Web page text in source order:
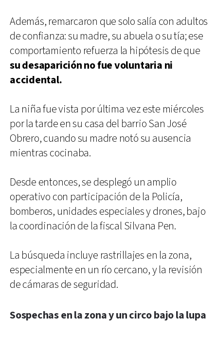
Además, remarcaron que solo salía con adultos
de confianza: su madre, su abuela o su tía; ese
comportamiento refuerza la hipótesis de que
su desaparición no fue voluntaria ni
accidental.
La niña fue vista por última vez este miércoles
por la tarde en su casa del barrio San José
Obrero, cuando su madre notó su ausencia
mientras cocinaba.
Desde entonces, se desplegó un amplio
operativo con participación de la Policía,
bomberos, unidades especiales y drones, bajo
la coordinación de la fiscal Silvana Pen.
La búsqueda incluye rastrillajes en la zona,
especialmente en un río cercano, y la revisión
de cámaras de seguridad.
Sospechas en la zona y un circo bajo la lupa